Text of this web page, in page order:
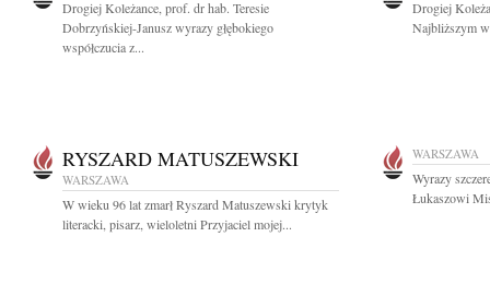
Drogiej Koleżance, prof. dr hab. Teresie
Dobrzyńskiej-Janusz wyrazy głębokiego
współczucia z...
Drogiej
Najbliższym
RYSZARD MATUSZEWSKI
WARSZAWA
W wieku 96 lat zmarł Ryszard Matuszewski krytyk
literacki, pisarz, wieloletni Przyjaciel mojej...
WARSZAWA
Wyrazy
Łukaszowi